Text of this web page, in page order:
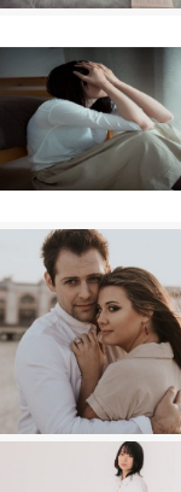
マッチングアプリ
結婚相談所
あるある
その他
ドキドキ
仕事とキャリア
特集